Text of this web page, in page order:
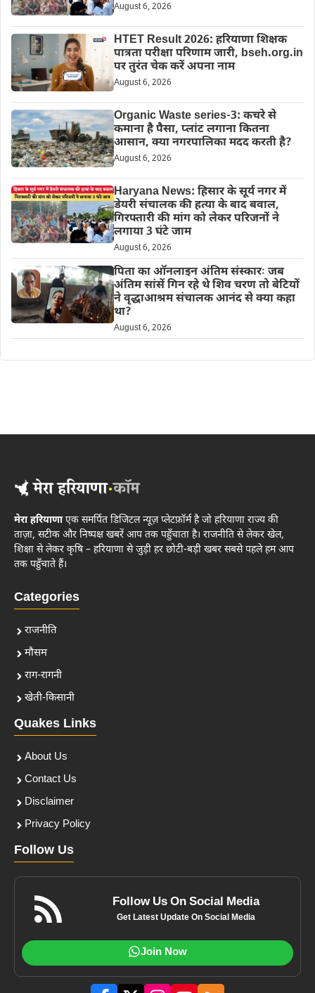
August 6, 2026
HTET Result 2026: हरियाणा शिक्षक
पात्रता परीक्षा परिणाम जारी, bseh.org.in
पर तुरंत चेक करें अपना नाम
August 6, 2026
Organic Waste series-3: कचरे से
कमाना है पैसा, प्लांट लगाना कितना
आसान, क्या नगरपालिका मदद करती है?
August 6, 2026
Haryana News: हिसार के सूर्य नगर में
डेयरी संचालक की हत्या के बाद बवाल,
गिरफ्तारी की मांग को लेकर परिजनों ने
लगाया 3 घंटे जाम
August 6, 2026
पिता का ऑनलाइन अंतिम संस्कारः जब
अंतिम सांसें गिन रहे थे शिव चरण तो बेटियों
ने वृद्धाआश्रम संचालक आनंद से क्या कहा
था?
August 6, 2026
मेरा हरियाणाएक समर्पित डिजिटल न्यूज़ प्लेटफ़ॉर्म है जो हरियाणा राज्य की
ताज़ा, सटीक और निष्पक्ष खबरें आप तक पहुँचाता है। राजनीति से लेकर खेल,
शिक्षा से लेकर कृषि – हरियाणा से जुड़ी हर छोटी-बड़ी खबर सबसे पहले हम आप
तक पहुँचाते हैं।
Categories
राजनीति
मौसम
राग-रागनी
खेती-किसानी
Quakes Links
About Us
Contact Us
Disclaimer
Privacy Policy
Follow Us
Follow Us On Social Media
Get Latest Update On Social Media
Join Now